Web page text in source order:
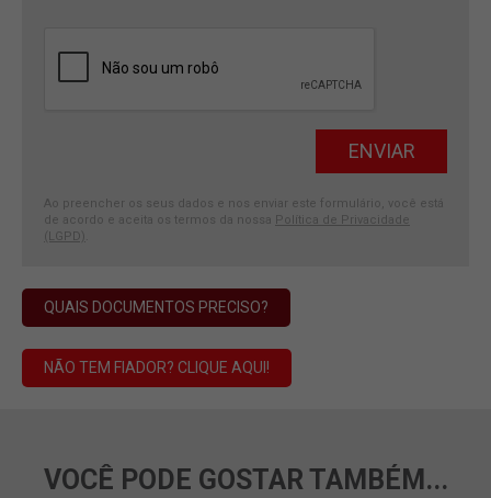
Ao preencher os seus dados e nos enviar este formulário, você está
de acordo e aceita os termos da nossa Política de Privacidade
(LGPD)
QUAIS DOCUMENTOS PRECISO?
NÃO TEM FIADOR? CLIQUE AQUI!
VOCÊ PODE GOSTAR TAMBÉM...